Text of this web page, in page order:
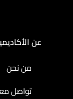
عن
من نحن
تواصل